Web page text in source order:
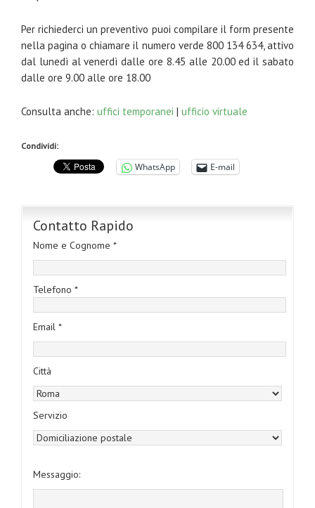
Per richiederci un preventivo puoi compilare il form presente
nella pagina o chiamare il numero verde 800 134 634, attivo
dal lunedì al venerdì dalle ore 8.45 alle 20.00 ed il sabato
dalle ore 9.00 alle ore 18.00
Consulta anche: uffici temporanei | ufficio virtuale
Condividi:
WhatsApp E-mail
Contatto Rapido
Nome e Cognome *
Telefono *
Email *
Città
Servizio
Messaggio: